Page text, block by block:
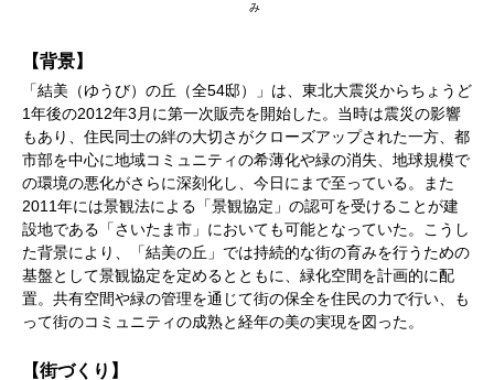
み
【背景】
「結美（ゆうび）の丘（全54邸）」は、東北大震災からちょうど
1年後の2012年3月に第一次販売を開始した。当時は震災の影響
もあり、住民同士の絆の大切さがクローズアップされた一方、都
市部を中心に地域コミュニティの希薄化や緑の消失、地球規模で
の環境の悪化がさらに深刻化し、今日にまで至っている。また
2011年には景観法による「景観協定」の認可を受けることが建
設地である「さいたま市」においても可能となっていた。こうし
た背景により、「結美の丘」では持続的な街の育みを行うための
基盤として景観協定を定めるとともに、緑化空間を計画的に配
置。共有空間や緑の管理を通じて街の保全を住民の力で行い、も
って街のコミュニティの成熟と経年の美の実現を図った。
【街づくり】